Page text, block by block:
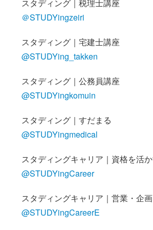
スタディング｜税理士講座
＠STUDYingzeiri
スタディング｜宅建士講座
@STUDYing_takken
スタディング｜公務員講座
@STUDYingkomuin
スタディング｜すだまる
@STUDYingmedical
スタディングキャリア｜資格を活
@STUDYingCareer
スタディングキャリア｜営業・企
@STUDYingCareerE